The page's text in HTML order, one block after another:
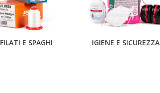
FILATI E SPAGHI IGIENE E SICUREZZA